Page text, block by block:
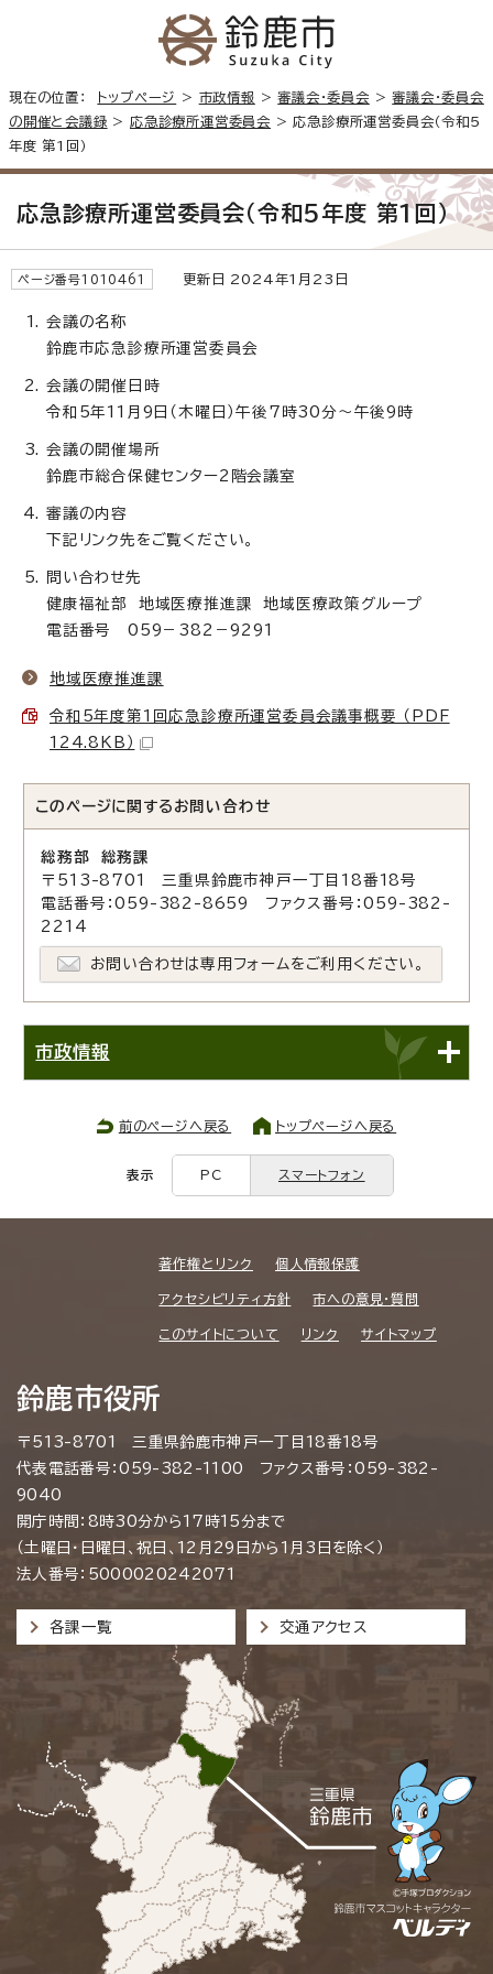
現在の位置： トップページ > 市政情報 >審議会・委員会 >審議会・委員会
の開催と会議録 > 応急診療所運営委員会 > 応急診療所運営委員会（令和5
年度 第1回）
応急診療所運営委員会（令和5年度 第1回）
ページ番号1010461 更新日 2024年1月23日
会議の名称
鈴鹿市応急診療所運営委員会
会議の開催日時
令和5年11月9日（木曜日）午後7時30分～午後9時
会議の開催場所
鈴鹿市総合保健センター2階会議室
審議の内容
下記リンク先をご覧ください。
問い合わせ先
健康福祉部 地域医療推進課 地域医療政策グループ
電話番号 059－382－9291
地域医療推進課
令和5年度第1回応急診療所運営委員会議事概要 （PDF
124.8KB）
このページに関する お問い合わせ
総務部 総務課
〒513-8701 三重県鈴鹿市神戸一丁目18番18号
電話番号：059-382-8659 ファクス番号：059-382-
2214
お問い合わせは専用フォームをご利用ください。
市政情報
前のページへ戻る トップページへ戻る
表示 PC スマートフォン
著作権とリンク 個人情報保護
アクセシビリティ方針 市への意見・質問
このサイトについて リンク サイトマップ
鈴鹿市役所
〒513-8701 三重県鈴鹿市神戸一丁目18番18号
代表電話番号：059-382-1100 ファクス番号：059-382-
9040
開庁時間：8時30分から17時15分まで
（土曜日・日曜日、祝日、12月29日から1月3日を除く）
法人番号：5000020242071
各課一覧 交通アクセス